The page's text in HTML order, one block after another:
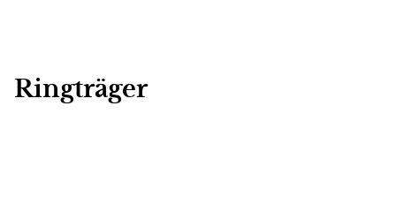
Ringträger